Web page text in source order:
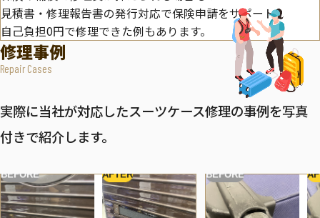
見積書・修理報告書の発行対応で保険申請をサポート。
自己負担0円で修理できた例もあります。
修理事例
Repair Cases
実際に当社が対応したスーツケース修理の事例を写真
付きで紹介します。
BEFORE AFTER BEFORE